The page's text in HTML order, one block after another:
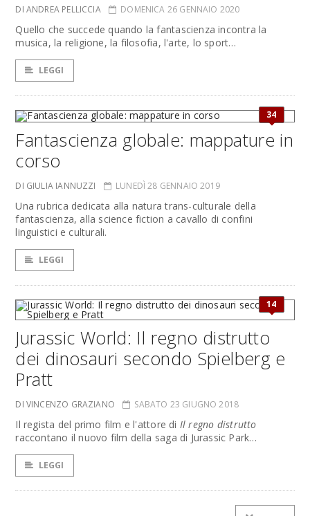
DI ANDREA PELLICCIA DOMENICA 26 GENNAIO 2020
Quello che succede quando la fantascienza incontra la
musica, la religione, la filosofia, l'arte, lo sport…
LEGGI
34
Fantascienza globale: mappature in
corso
DI GIULIA IANNUZZI LUNEDÌ 28 GENNAIO 2019
Una rubrica dedicata alla natura trans-culturale della
fantascienza, alla science fiction a cavallo di confini
linguistici e culturali.
LEGGI
14
Jurassic World: Il regno distrutto
dei dinosauri secondo Spielberg e
Pratt
DI VINCENZO GRAZIANO SABATO 23 GIUGNO 2018
Il regista del primo film e l'attore di Il regno distrutto
raccontano il nuovo film della saga di Jurassic Park…
LEGGI